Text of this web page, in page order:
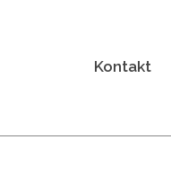
Kontakt